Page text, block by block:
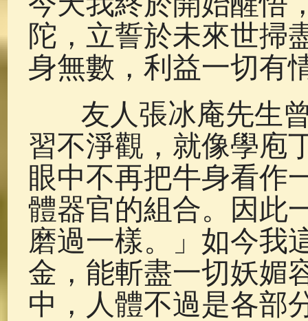
陀，立誓於未來世掃
身無數，利益一切有
友人張冰庵先生
習不淨觀，就像學庖
眼中不再把牛身看作
體器官的組合。因此
磨過一樣。」如今我
金，能斬盡一切妖媚
中，人體不過是各部